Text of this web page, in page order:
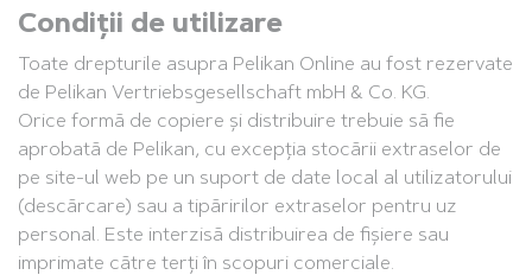
Condiții de utilizare
Toate drepturile asupra Pelikan Online au fost rezervate
de Pelikan Vertriebsgesellschaft mbH & Co. KG.
Orice formă de copiere și distribuire trebuie să fie
aprobată de Pelikan, cu excepția stocării extraselor de
pe site-ul web pe un suport de date local al utilizatorului
(descărcare) sau a tipăririlor extraselor pentru uz
personal. Este interzisă distribuirea de fișiere sau
imprimate către terți în scopuri comerciale.